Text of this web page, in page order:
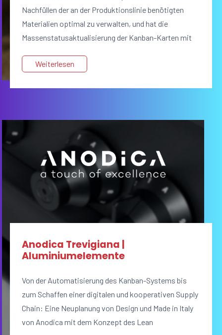
Nachfüllen der an der Produktionslinie benötigten
Materialien optimal zu verwalten, und hat die
Massenstatusaktualisierung der Kanban-Karten mit
Weiterlesen
Anodica Trevigiana |
Aluminiumelemente
Von der Automatisierung des Kanban-Systems bis
zum Schaffen einer digitalen und kooperativen Supply
Chain: Eine Neuplanung von Design und Made in Italy
von Anodica mit dem Konzept des Lean